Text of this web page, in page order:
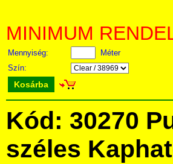
MINIMUM
Mennyiség:
Méter
Szín:
Kosárba
Kód: 30270
széles